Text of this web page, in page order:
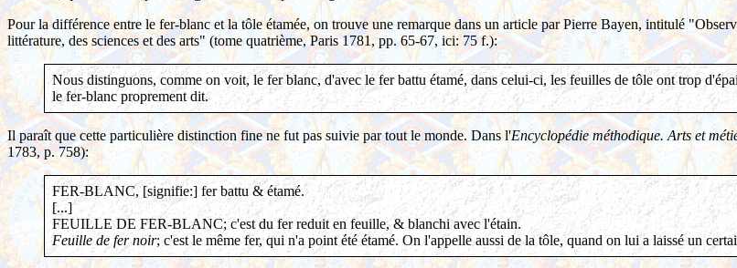
Pour la différence entre le fer-blanc et la tôle étamée, on trouve une remarque dans un article par Pierre Bayen, intitulé
littérature, des sciences et des arts" (tome quatrième, Paris 1781, pp. 65-67, ici: 75 f.):
Nous distinguons, comme on voit, le fer blanc, d'avec le fer battu étamé, dans celui-ci, les feuilles de tôle ont trop
le fer-blanc proprement dit.
Il paraît que cette particulière distinction fine ne fut pas suivie par tout le monde. Dans l'Encyclopédie méthodique. Arts et
1783, p. 758):
FER-BLANC, [signifie:] fer battu & étamé.
[...]
FEUILLE DE FER-BLANC; c'est du fer reduit en feuille, & blanchi avec l'étain.
Feuille de fer noir; c'est le même fer, qui n'a point été étamé. On l'appelle aussi de la tôle, quand on lui a laissé un